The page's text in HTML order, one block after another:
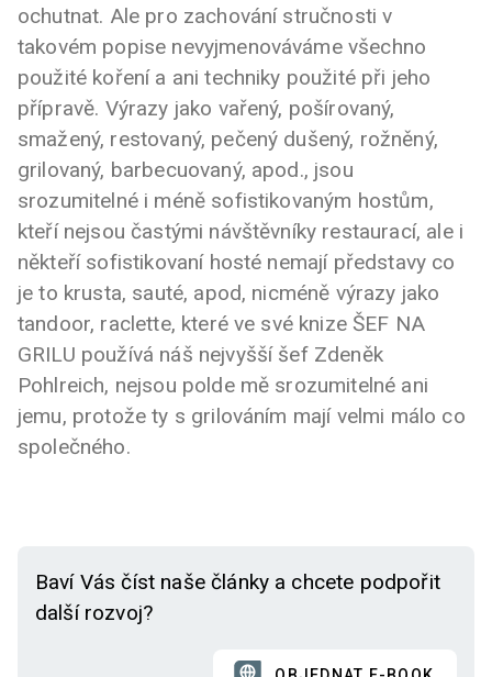
ochutnat. Ale pro zachování stručnosti v
takovém popise nevyjmenováváme všechno
použité koření a ani techniky použité při jeho
přípravě. Výrazy jako vařený, pošírovaný,
smažený, restovaný, pečený dušený, rožněný,
grilovaný, barbecuovaný, apod., jsou
srozumitelné i méně sofistikovaným hostům,
kteří nejsou častými návštěvníky restaurací, ale i
někteří sofistikovaní hosté nemají představy co
je to krusta, sauté, apod, nicméně výrazy jako
tandoor, raclette, které ve své knize ŠEF NA
GRILU používá náš nejvyšší šef Zdeněk
Pohlreich, nejsou polde mě srozumitelné ani
jemu, protože ty s grilováním mají velmi málo co
společného.
Baví Vás číst naše články a chcete podpořit
další rozvoj?